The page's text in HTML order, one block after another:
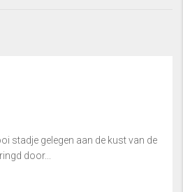
stadje gelegen aan de kust van de
door...